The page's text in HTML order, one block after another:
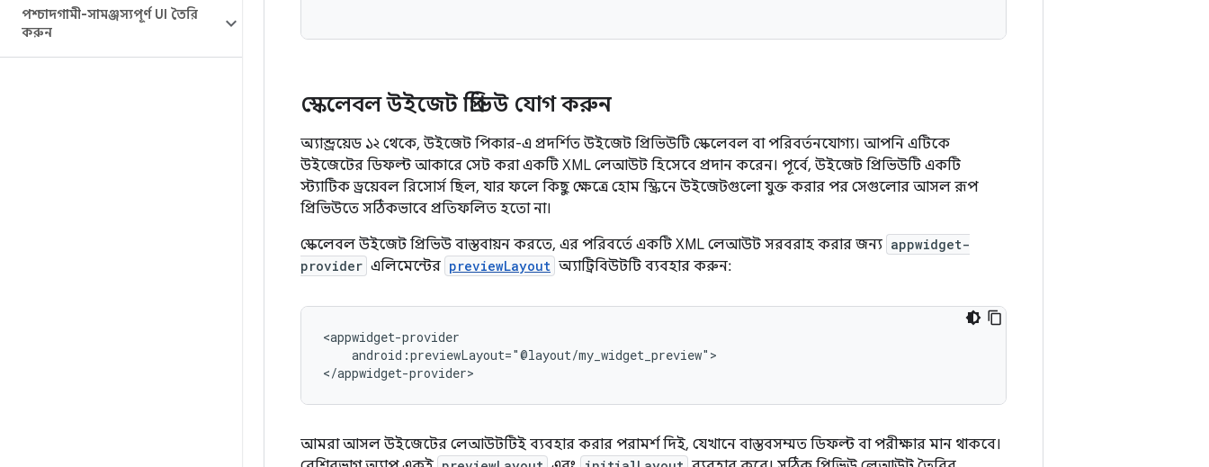
পশ্চাদগামী-সামঞ্জস্যপূর্ণ UI তৈরি
করুন
স্কেলেবল উইজেট প্রিভিউ যোগ করুন
অ্যান্ড্রয়েড ১২ থেকে, উইজেট পিকার-এ প্রদর্শিত উইজেট প্রিভিউটি স্কেলেবল বা পরিবর্তনযোগ্য। আপনি এটিকে
উইজেটের ডিফল্ট আকারে সেট করা একটি XML লেআউট হিসেবে প্রদান করেন। পূর্বে, উইজেট প্রিভিউটি একটি
স্ট্যাটিক ড্রয়েবল রিসোর্স ছিল, যার ফলে কিছু ক্ষেত্রে হোম স্ক্রিনে উইজেটগুলো যুক্ত করার পর সেগুলোর আসল রূপ
প্রিভিউতে সঠিকভাবে প্রতিফলিত হতো না।
স্কেলেবল উইজেট প্রিভিউ বাস্তবায়ন করতে, এর পরিবর্তে একটি XML লেআউট সরবরাহ করার জন্য appwidget-
provider এলিমেন্টের previewLayout অ্যাট্রিবিউটটি ব্যবহার করুন:
android:previewLayout="@layout/my_widget_preview">
আমরা আসল উইজেটের লেআউটটিই ব্যবহার করার পরামর্শ দিই, যেখানে বাস্তবসম্মত ডিফল্ট বা পরীক্ষার মান থাকবে।